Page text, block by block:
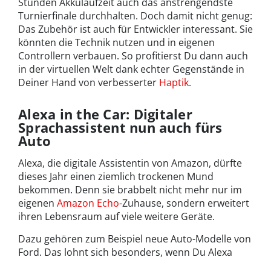
Turnierfinale durchhalten. Doch damit nicht genug:
Das Zubehör ist auch für Entwickler interessant. Sie
könnten die Technik nutzen und in eigenen
Controllern verbauen. So profitierst Du dann auch
in der virtuellen Welt dank echter Gegenstände in
Deiner Hand von verbesserter Haptik.
Alexa in the Car: Digitaler
Sprachassistent nun auch fürs
Auto
Alexa, die digitale Assistentin von Amazon, dürfte
dieses Jahr einen ziemlich trockenen Mund
bekommen. Denn sie brabbelt nicht mehr nur im
eigenen Amazon Echo-Zuhause, sondern erweitert
ihren Lebensraum auf viele weitere Geräte.
Dazu gehören zum Beispiel neue Auto-Modelle von
Ford. Das lohnt sich besonders, wenn Du Alexa